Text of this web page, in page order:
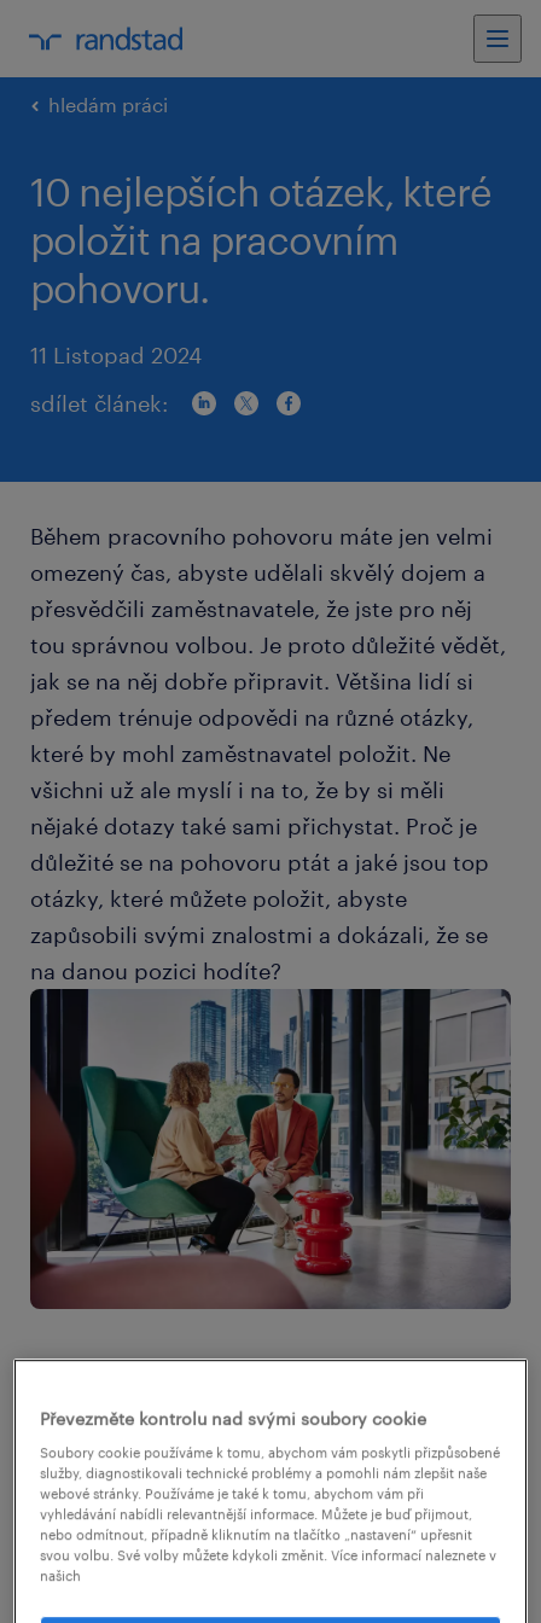
hledám práci
10 nejlepších otázek, které
položit na pracovním
pohovoru.
11 Listopad 2024
sdílet článek:
Během pracovního pohovoru máte jen velmi
omezený čas, abyste udělali skvělý dojem a
přesvědčili zaměstnavatele, že jste pro něj
tou správnou volbou. Je proto důležité vědět,
jak se na něj dobře připravit. Většina lidí si
předem trénuje odpovědi na různé otázky,
které by mohl zaměstnavatel položit. Ne
všichni už ale myslí i na to, že by si měli
nějaké dotazy také sami přichystat. Proč je
důležité se na pohovoru ptát a jaké jsou top
otázky, které můžete položit, abyste
zapůsobili svými znalostmi a dokázali, že se
na danou pozici hodíte?
Deset nejlepších otázek, které
můžete položit při pracovním
pohovoru:
Jaké otázky je tedy vhodné klást na
pohovorech, abyste se plně připravili na
cestu, která vás v nové práci čeká, a zároveň
Převezměte kontrolu nad svými soubory cookie
Soubory cookie používáme k tomu, abychom vám poskytli přizpůsobené
služby, diagnostikovali technické problémy a pomohli nám zlepšit naše
webové stránky. Používáme je také k tomu, abychom vám při
vyhledávání nabídli relevantnější informace. Můžete je buď přijmout,
nebo odmítnout, případně kliknutím na tlačítko „nastavení“ upřesnit
svou volbu. Své volby můžete kdykoli změnit. Více informací naleznete v
našich